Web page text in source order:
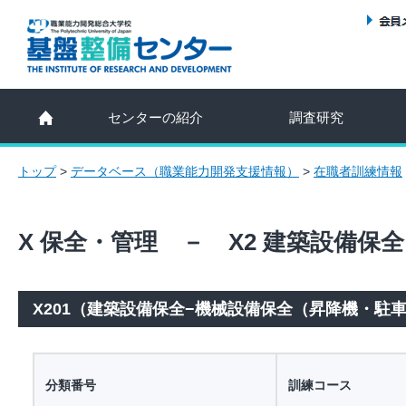
センターの紹介 調査研究
トップ> データベース（職業能力開発支援情報） > 在職者訓練情報
X 保全・管理 － X2 建築設備保
X201（建築設備保全−機械設備保全（昇降機・駐
分類番号 訓練コース